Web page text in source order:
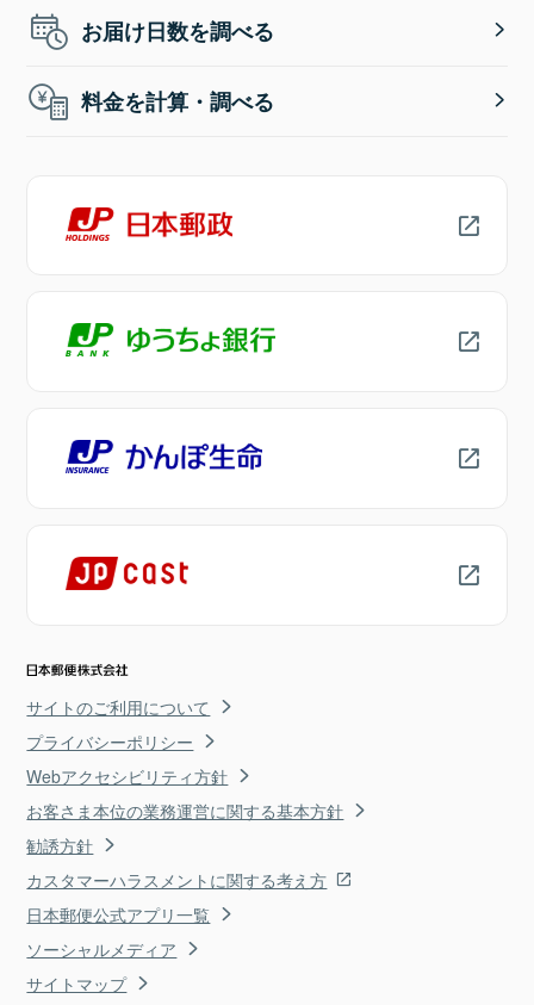
お届け日数を調べる
料金を計算・調べる
サイトのご利用について
プライバシーポリシー
Webアクセシビリティ方針
お客さま本位の業務運営に関する基本方針
勧誘方針
カスタマーハラスメントに関する考え方
日本郵便公式アプリ一覧
ソーシャルメディア
サイトマップ